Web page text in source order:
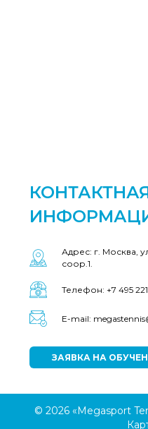
Адрес: г. Москва,
соор.1.
Телефон: +7 495
E-mail:
ЗАЯВКА НА
© 2026 «Megasport